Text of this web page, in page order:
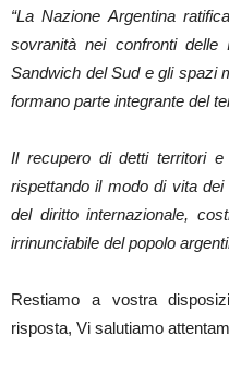
“La Nazione Argentina
sovranità nei confronti
Sandwich del Sud e gli spazi
formano parte integrante del
Il recupero di detti territori
rispettando il modo di vita
del diritto internazionale,
irrinunciabile del popolo
Restiamo a vostra
risposta, Vi salutiamo